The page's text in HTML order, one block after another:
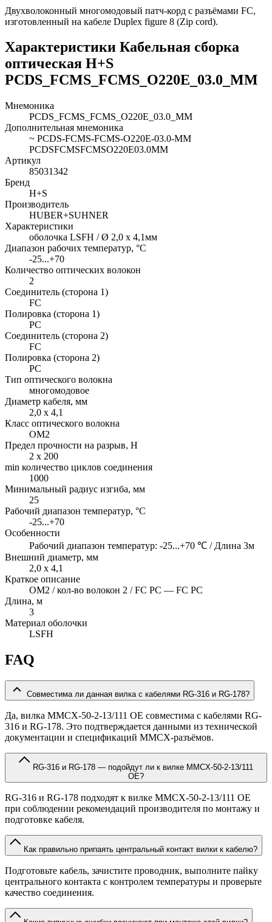
Двухволоконный многомодовый патч-корд с разъёмами FC,
изготовленный на кабеле Duplex figure 8 (Zip cord).
Характеристики Кабельная сборка
оптическая H+S
PCDS_FCMS_FCMS_O220E_03.0_MM
Мнемоника
PCDS_FCMS_FCMS_O220E_03.0_MM
Дополнительная мнемоника
~ PCDS-FCMS-FCMS-O220E-03.0-MM
PCDSFCMSFCMSO220E03.0MM
Артикул
85031342
Бренд
H+S
Производитель
HUBER+SUHNER
Характеристики
оболочка LSFH / Ø 2,0 x 4,1мм
Диапазон рабочих температур, °C
-25...+70
Количество оптических волокон
2
Соединитель (сторона 1)
FC
Полировка (сторона 1)
PC
Соединитель (сторона 2)
FC
Полировка (сторона 2)
PC
Тип оптического волокна
многомодовое
Диаметр кабеля, мм
2,0 x 4,1
Класс оптического волокна
OM2
Предел прочности на разрыв, H
2 x 200
min количество циклов соединения
1000
Минимальный радиус изгиба, мм
25
Рабочий диапазон температур, °C
-25...+70
Особенности
Рабочий диапазон температур: -25...+70 ℃ / Длина 3м
Внешний диаметр, мм
2,0 x 4,1
Краткое описание
OM2 / кол-во волокон 2 / FC PC — FC PC
Длина, м
3
Материал оболочки
LSFH
FAQ
Совместима ли данная вилка с кабелями RG-316 и RG-178?
Да, вилка MMCX-50-2-13/111 OE совместима с кабелями RG-
316 и RG-178. Это подтверждается данными из технической
документации и спецификаций MMCX-разъёмов.
OE?
RG-316 и RG-178 подходят к вилке MMCX-50-2-13/111 OE
при соблюдении рекомендаций производителя по монтажу и
подготовке кабеля.
Как правильно припаять центральный контакт вилки к кабелю?
Подготовьте кабель, зачистите проводник, выполните пайку
центрального контакта с контролем температуры и проверьте
качество соединения.